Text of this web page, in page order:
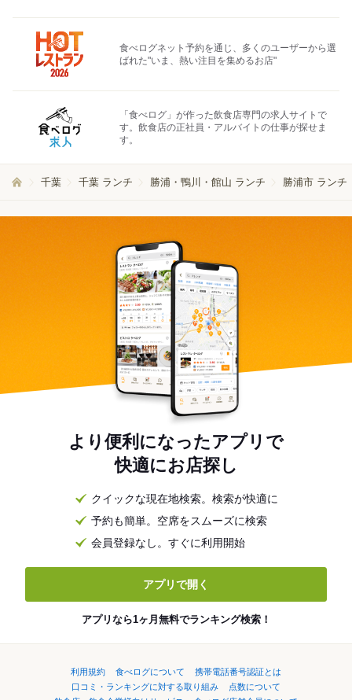
食べログネット予約を通じ、多くのユーザーから選
ばれた"いま、熱い注目を集めるお店"
「食べログ」が作った飲食店専門の求人サイトで
す。飲食店の正社員・アルバイトの仕事が探せま
す。
千葉 千葉 ランチ 勝浦・鴨川・館山 ランチ 勝浦市 ランチ
より便利になったアプリで
快適にお店探し
クイックな現在地検索。検索が快適に
予約も簡単。空席をスムーズに検索
会員登録なし。すぐに利用開始
アプリで開く
アプリなら1ヶ月無料でランキング検索！
利用規約 食べログについて
携帯電話番号認証とは
口コミ・ランキングに対する取り組み
点数について